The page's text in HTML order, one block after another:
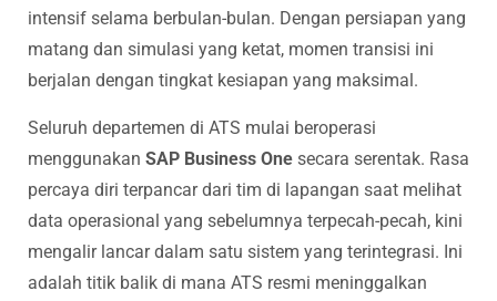
intensif selama berbulan-bulan. Dengan persiapan yang
matang dan simulasi yang ketat, momen transisi ini
berjalan dengan tingkat kesiapan yang maksimal.
Seluruh departemen di ATS mulai beroperasi
menggunakan SAP Business One secara serentak. Rasa
percaya diri terpancar dari tim di lapangan saat melihat
data operasional yang sebelumnya terpecah-pecah, kini
mengalir lancar dalam satu sistem yang terintegrasi. Ini
adalah titik balik di mana ATS resmi meninggalkan